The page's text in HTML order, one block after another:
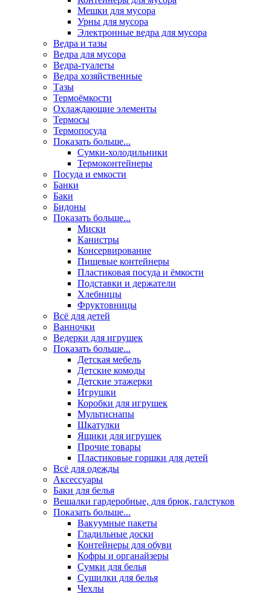
Мешки для мусора
Урны для мусора
Электронные ведра для мусора
Ведра и тазы
Ведра для мусора
Ведра-туалеты
Ведра хозяйственные
Тазы
Термоёмкости
Охлаждающие элементы
Термосы
Термопосуда
Показать больше...
Сумки-холодильники
Термоконтейнеры
Посуда и емкости
Банки
Баки
Бидоны
Показать больше...
Миски
Канистры
Консервирование
Пищевые контейнеры
Пластиковая посуда и ёмкости
Подставки и держатели
Хлебницы
Фруктовницы
Всё для детей
Ванночки
Ведерки для игрушек
Показать больше...
Детская мебель
Детские комоды
Детские этажерки
Игрушки
Коробки для игрушек
Мультиснапы
Шкатулки
Ящики для игрушек
Прочие товары
Пластиковые горшки для детей
Всё для одежды
Аксессуары
Баки для белья
Вешалки гардеробные, для брюк, галстуков
Показать больше...
Вакуумные пакеты
Гладильные доски
Контейнеры для обуви
Кофры и органайзеры
Сумки для белья
Сушилки для белья
Чехлы